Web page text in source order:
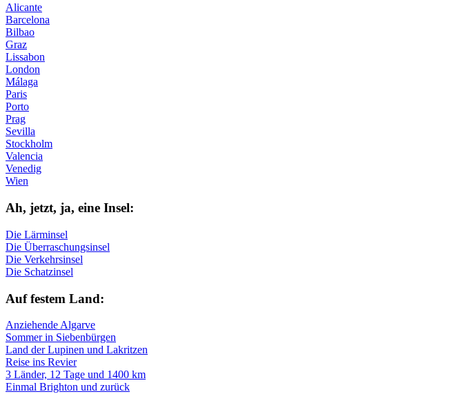
Alicante
Barcelona
Bilbao
Graz
Lissabon
London
Málaga
Paris
Porto
Prag
Sevilla
Stockholm
Valencia
Venedig
Wien
Ah, jetzt, ja, ei­ne In­sel:
Die Lärminsel
Die Überraschungsinsel
Die Verkehrsinsel
Die Schatzinsel
Auf fe­stem Land:
Anziehende Algarve
Sommer in Siebenbürgen
Land der Lupinen und Lakritzen
Reise ins Revier
3 Länder, 12 Tage und 1400 km
Einmal Brighton und zurück